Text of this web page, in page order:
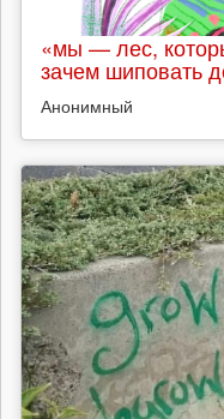
«мы — лес,
зачем шиповать
Анонимный